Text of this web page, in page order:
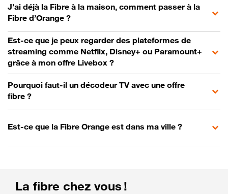
J’ai déjà la Fibre à la maison, comment passer à la
Fibre d’Orange ?
Est-ce que je peux regarder des plateformes de
streaming comme Netflix, Disney+ ou Paramount+
grâce à mon offre Livebox ?
Pourquoi faut-il un décodeur TV avec une offre
fibre ?
Est-ce que la Fibre Orange est dans ma ville ?
La fibre chez vous !